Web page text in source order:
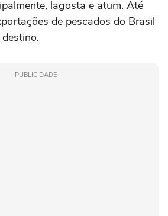
lagosta e atum. Até
de pescados do Brasil
PUBLICIDADE